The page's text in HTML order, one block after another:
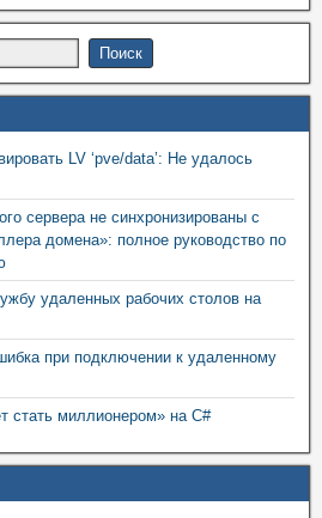
LV ‘pve/data’: Не удалось
сервера не синхронизированы с
домена»: полное руководство по
удаленных рабочих столов на
при подключении к удаленному
стать миллионером» на C#